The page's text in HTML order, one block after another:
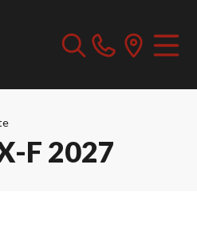
F 2027